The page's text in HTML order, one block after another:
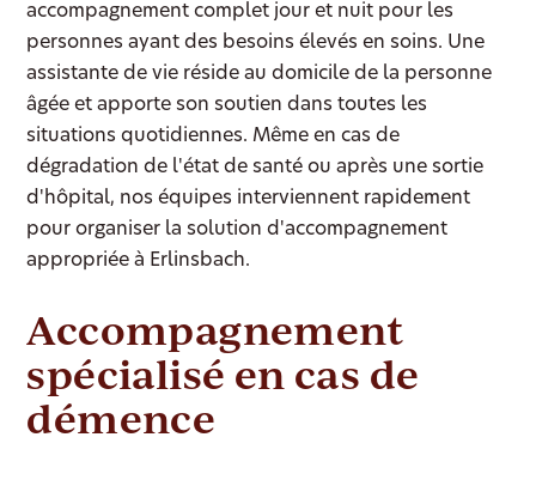
accompagnement complet jour et nuit pour les
personnes ayant des besoins élevés en soins. Une
assistante de vie réside au domicile de la personne
âgée et apporte son soutien dans toutes les
situations quotidiennes. Même en cas de
dégradation de l'état de santé ou après une sortie
d'hôpital, nos équipes interviennent rapidement
pour organiser la solution d'accompagnement
appropriée à Erlinsbach.
Accompagnement
spécialisé en cas de
démence